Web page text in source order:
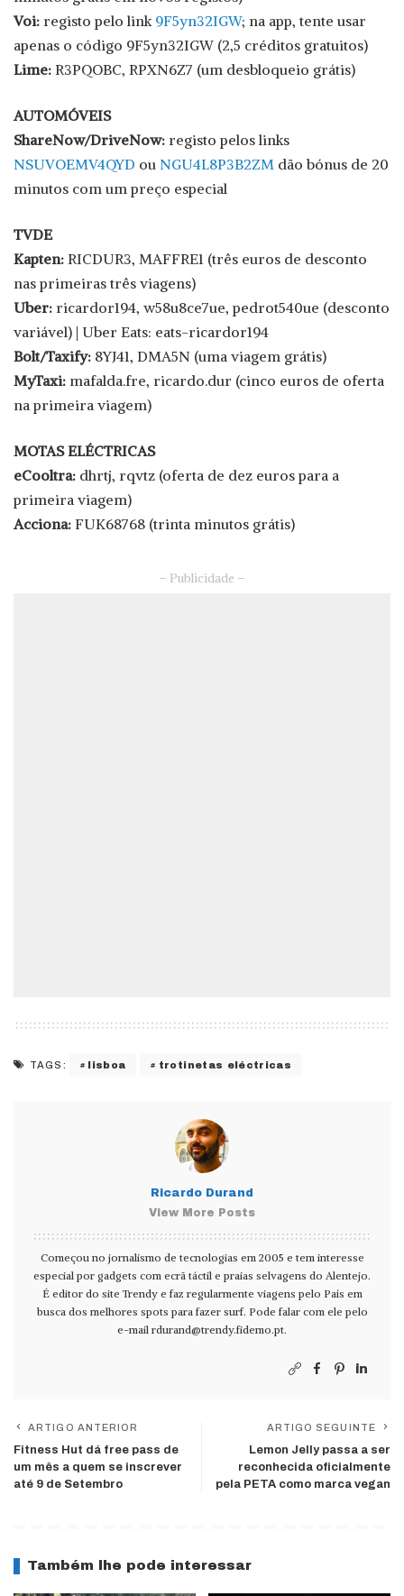
Voi: registo pelo link 9F5yn32IGW; na app, tente usar
apenas o código 9F5yn32IGW (2,5 créditos gratuitos)
Lime: R3PQOBC, RPXN6Z7 (um desbloqueio grátis)
AUTOMÓVEIS
ShareNow/DriveNow: registo pelos links
NSUVOEMV4QYD ou NGU4L8P3B2ZM dão bónus de 20
minutos com um preço especial
TVDE
Kapten: RICDUR3, MAFFRE1 (três euros de desconto
nas primeiras três viagens)
Uber: ricardor194, w58u8ce7ue, pedrot540ue (desconto
variável) | Uber Eats: eats-ricardor194
Bolt/Taxify: 8YJ41, DMA5N (uma viagem grátis)
MyTaxi: mafalda.fre, ricardo.dur (cinco euros de oferta
na primeira viagem)
MOTAS ELÉCTRICAS
eCooltra: dhrtj, rqvtz (oferta de dez euros para a
primeira viagem)
Acciona: FUK68768 (trinta minutos grátis)
– Publicidade –
TAGS: lisboa trotinetas eléctricas
Ricardo Durand
View More Posts
Começou no jornalismo de tecnologias em 2005 e tem interesse
especial por gadgets com ecrã táctil e praias selvagens do Alentejo.
É editor do site Trendy e faz regularmente viagens pelo País em
busca dos melhores spots para fazer surf. Pode falar com ele pelo
e-mail rdurand@trendy.fidemo.pt.
ARTIGO ANTERIOR
Fitness Hut dá free pass de
um mês a quem se inscrever
até 9 de Setembro
ARTIGO SEGUINTE
Lemon Jelly passa a ser
reconhecida oficialmente
pela PETA como marca vegan
Também lhe pode interessar